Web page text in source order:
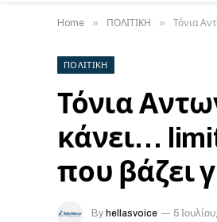
Home » ΠΟΛΙΤΙΚΗ » Τόνια
ΠΟΛΙΤΙΚΗ
Τόνια
κάνει…
που βάζει
By hellasvoice 5